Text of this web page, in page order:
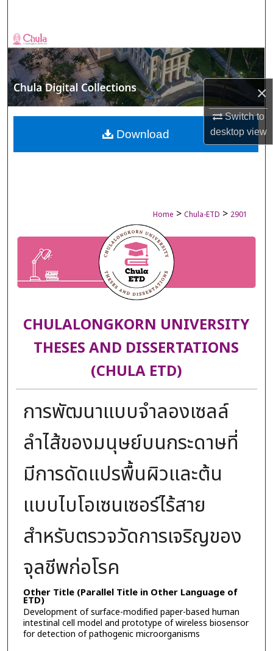
×
Switch to
desktopview
Browse Collections
My Account
About
Digital Commons Network™
Home > Chula-ETD > 2901
CHULALONGKORN UNIVERSITY
THESES AND DISSERTATIONS
(CHULA ETD)
การพัฒนาแบบจำลองเซลล์
ลำไส้ของมนุษย์บนกระดาษที่
มีการดัดแปรพื้นผิวและต้น
แบบไบโอเซนเซอร์ไร้สาย
สำหรับตรวจวัดการเจริญของ
จุลชีพก่อโรค
Other Title (Parallel Title in Other Language of
ETD)
Development of surface-modified paper-based human
intestinal cell model and prototype of wireless biosensor
for detection of pathogenic microorganisms
Download